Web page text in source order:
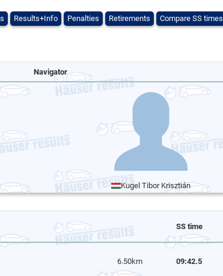
Results+Info Penalties Retirements Compare SS times
Navigator
Kugel Tibor Krisztián
SS time
6.50km 09:42.5